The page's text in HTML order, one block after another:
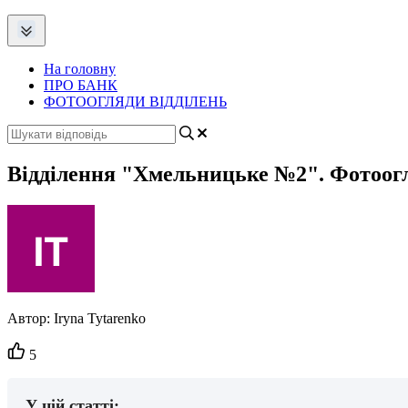
На головну
ПРО БАНК
ФОТООГЛЯДИ ВІДДІЛЕНЬ
Відділення "Хмельницьке №2".
Автор: Iryna Tytarenko
Кількість
вподобайок:
5